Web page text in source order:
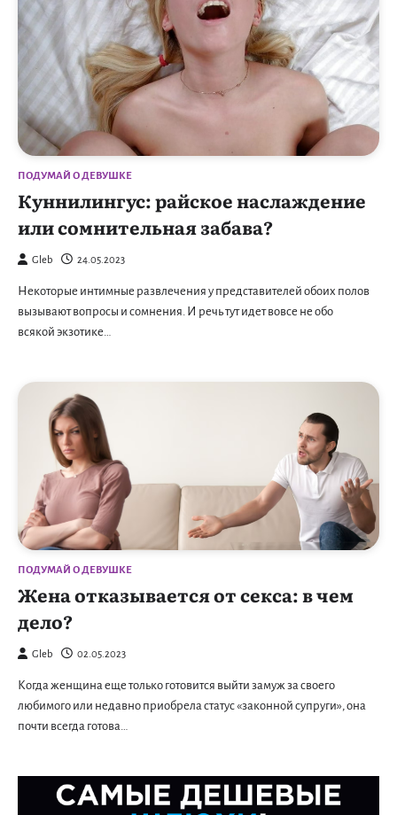
ПОДУМАЙ О ДЕВУШКЕ
Куннилингус: райское наслаждение
или сомнительная забава?
Gleb 24.05.2023
Некоторые интимные развлечения у представителей обоих полов
вызывают вопросы и сомнения. И речь тут идет вовсе не обо
всякой экзотике…
ПОДУМАЙ О ДЕВУШКЕ
Жена отказывается от секса: в чем
дело?
Gleb 02.05.2023
Когда женщина еще только готовится выйти замуж за своего
любимого или недавно приобрела статус «законной супруги», она
почти всегда готова…